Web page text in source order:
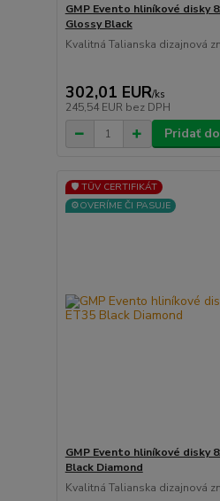
GMP Evento hliníkové disky
Glossy Black
Kvalitná Talianska dizajnová
302,01 EUR/ks
245,54 EUR bez DPH
Pridať
🛡️ TÜV CERTIFIKÁT
⚙️OVERÍME ČI PASUJE
GMP Evento hliníkové disky
Black Diamond
Kvalitná Talianska dizajnová